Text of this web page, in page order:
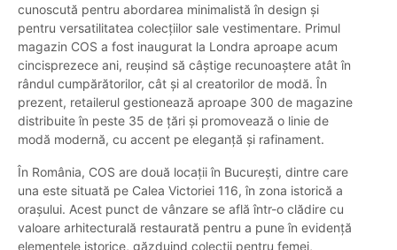
cunoscută pentru abordarea minimalistă în design și
pentru versatilitatea colecțiilor sale vestimentare. Primul
magazin COS a fost inaugurat la Londra aproape acum
cincisprezece ani, reușind să câștige recunoaștere atât în
rândul cumpărătorilor, cât și al creatorilor de modă. În
prezent, retailerul gestionează aproape 300 de magazine
distribuite în peste 35 de țări și promovează o linie de
modă modernă, cu accent pe eleganță și rafinament.
În România, COS are două locații în București, dintre care
una este situată pe Calea Victoriei 116, în zona istorică a
orașului. Acest punct de vânzare se află într-o clădire cu
valoare arhitecturală restaurată pentru a pune în evidență
elementele istorice, găzduind colecții pentru femei,